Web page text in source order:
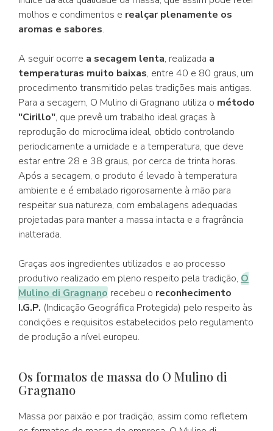
molhos e condimentos e realçar plenamente os
aromas e sabores.
A seguir ocorre a secagem lenta, realizada a
temperaturas muito baixas, entre 40 e 80 graus, um
procedimento transmitido pelas tradições mais antigas.
Para a secagem, O Mulino di Gragnano utiliza o método
"Cirillo", que prevê um trabalho ideal graças à
reprodução do microclima ideal, obtido controlando
periodicamente a umidade e a temperatura, que deve
estar entre 28 e 38 graus, por cerca de trinta horas.
Após a secagem, o produto é levado à temperatura
ambiente e é embalado rigorosamente à mão para
respeitar sua natureza, com embalagens adequadas
projetadas para manter a massa intacta e a fragrância
inalterada.
Graças aos ingredientes utilizados e ao processo
produtivo realizado em pleno respeito pela tradição, O
Mulino di Gragnano recebeu o reconhecimento
I.G.P. (Indicação Geográfica Protegida) pelo respeito às
condições e requisitos estabelecidos pelo regulamento
de produção a nível europeu.
Os formatos de massa do O Mulino di
Gragnano
Massa por paixão e por tradição, assim como refletem